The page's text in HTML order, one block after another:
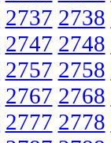
2737 2738
2747 2748
2757 2758
2767 2768
2777 2778